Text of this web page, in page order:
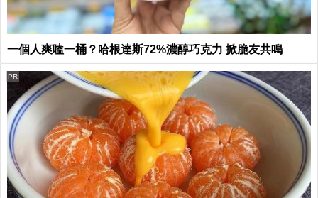
一個人爽嗑一桶？哈根達斯72%濃醇巧克力 掀脆友共鳴
PR